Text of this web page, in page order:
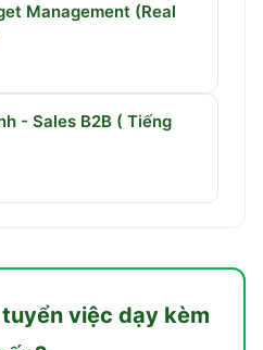
Management (Real
- Sales B2B ( Tiếng
tuyển việc dạy kèm